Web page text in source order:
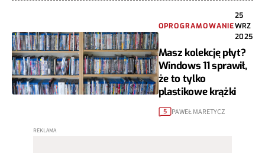
OPROGRAMOWANIE
25
WRZ
2025
Masz kolekcję płyt?
Windows 11 sprawił,
że to tylko
plastikowe krążki
5 PAWEŁ MARETYCZ